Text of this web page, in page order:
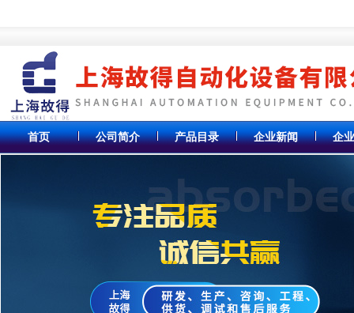
首页 公司简介 产品目录 企业新闻 企